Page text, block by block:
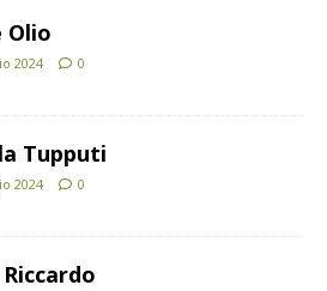
Olio
2024 0
Tupputi
2024 0